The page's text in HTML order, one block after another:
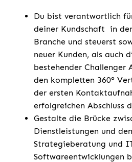
Du bist verantwortlich
deiner Kundschaft in
Branche und steuerst
neuer Kunden, als auch
bestehender Challenger
den kompletten 360°
der ersten
erfolgreichen Abschluss
Gestalte die Brücke
Dienstleistungen und
Strategieberatung und
Softwareentwicklungen